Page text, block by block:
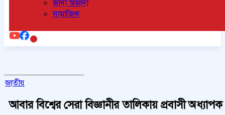
জানা অজানা
সামাজিক
জাতীয়
আবার বিশ্বের সেরা বিজ্ঞানীর তালিকায় প্রবাসী